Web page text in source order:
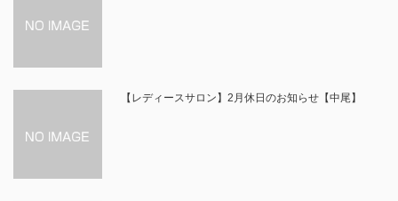
【レディースサロン】2月休日のお知らせ【中尾】